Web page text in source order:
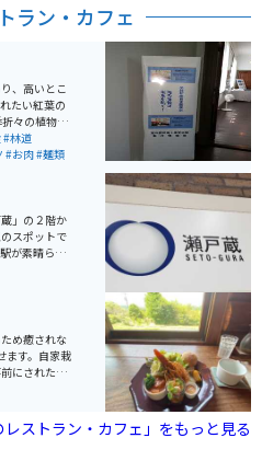
古句「恐ろしや次月の里の鬼すすき」が伝
撃し発見されたとの伝説がある。また、ア
」ブームで主人公・炭治郎が一刀両断に
があるとして、多くの注目を集めている
ています。
ラン・カフェ
、高いとこ
たい紅葉の
々の植物が
年間を通し
を見ながら
こともでき
#林道
#お肉#麺類
」の２階か
スポットで
が素晴らし
でん車両も
め癒されな
ます。自家栽
にされた方
地元の方も
レストラン・カフェ」をもっと見る